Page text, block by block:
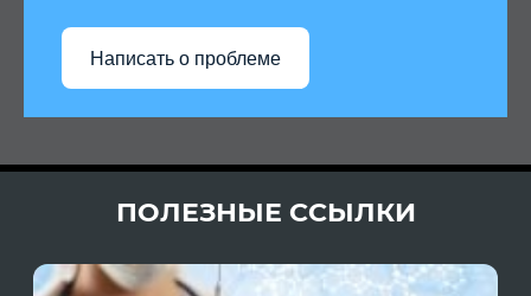
Написать о проблеме
ПОЛЕЗНЫЕ ССЫЛКИ